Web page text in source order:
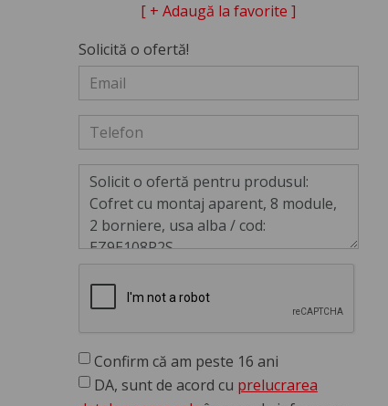
[ + Adaugă la favorite ]
Solicită o ofertă!
Confirm că am peste 16 ani
DA, sunt de acord cu prelucrarea